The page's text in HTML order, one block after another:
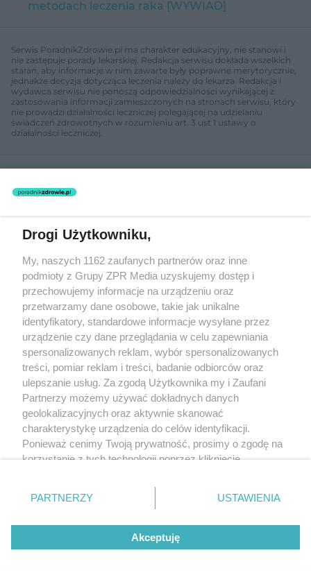
metodach leczenia raka [WYWIAD]
Serwis PoradnikZdrowie.pl ma charakter edukacyjny, nie stanowi i
nie zastępuje porady lekarskiej. Redakcja serwisu dokłada wszelkich
starań, aby informacje w nim zawarte były poprawne merytorycznie,
jednakże decyzja dotycząca leczenia należy do lekarza. Redakcja i
wydawca serwisu nie ponoszą odpowiedzialności wynikającej z
zastosowania informacji zamieszczonych na stronach serwisu, który
nie prowadzi działalności leczniczej polegającej na udzielaniu
świadczeń zdrowotnych w rozumieniu art. 3 ust 1 ustawy o
działalności leczniczej.
ESKA Summer Camp 2026 rusza w
trasę! Odwiedź strefę Wawel i
spróbuj kultowych Michałków z
MATERIAŁ SPONSOROWANY
Drogi Użytkowniku,
My, naszych 1162 zaufanych partnerów oraz inne
podmioty z Grupy ZPR Media uzyskujemy dostęp i
przechowujemy informacje na urządzeniu oraz
przetwarzamy dane osobowe, takie jak unikalne
identyfikatory, standardowe informacje wysyłane przez
urządzenie czy dane przeglądania w celu zapewniania
spersonalizowanych reklam, wybór spersonalizowanych
treści, pomiar reklam i treści, badanie odbiorców oraz
ulepszanie usług. Za zgodą Użytkownika my i Zaufani
Partnerzy możemy używać dokładnych danych
geolokalizacyjnych oraz aktywnie skanować
charakterystykę urządzenia do celów identyfikacji.
Ponieważ cenimy Twoją prywatność, prosimy o zgodę na
korzystanie z tych technologii poprzez kliknięcie
zmienić/wycofać klikając przycisk ustawień prywatności
znajdujący się w lewym dolnym rogu strony
rodzaje przetwarzania danych nie wymagają zgody
użytkownika, ale masz prawo sprzeciwić się takiemu
przetwarzaniu. Preferencje będą miały zastosowanie tylko
PARTNERZY USTAWIENIA
Akceptuję